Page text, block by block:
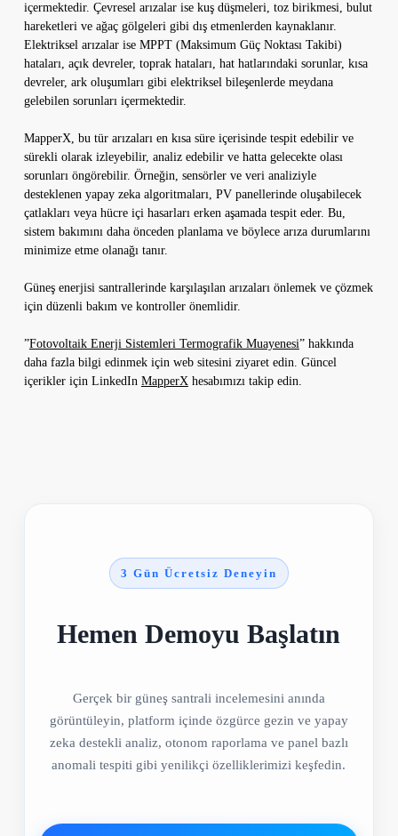
içermektedir. Çevresel arızalar ise kuş düşmeleri, toz birikmesi, bulut
hareketleri ve ağaç gölgeleri gibi dış etmenlerden kaynaklanır.
Elektriksel arızalar ise MPPT (Maksimum Güç Noktası Takibi)
hataları, açık devreler, toprak hataları, hat hatlarındaki sorunlar, kısa
devreler, ark oluşumları gibi elektriksel bileşenlerde meydana
gelebilen sorunları içermektedir.
MapperX, bu tür arızaları en kısa süre içerisinde tespit edebilir ve
sürekli olarak izleyebilir, analiz edebilir ve hatta gelecekte olası
sorunları öngörebilir. Örneğin, sensörler ve veri analiziyle
desteklenen yapay zeka algoritmaları, PV panellerinde oluşabilecek
çatlakları veya hücre içi hasarları erken aşamada tespit eder. Bu,
sistem bakımını daha önceden planlama ve böylece arıza durumlarını
minimize etme olanağı tanır.
Güneş enerjisi santrallerinde karşılaşılan arızaları önlemek ve çözmek
için düzenli bakım ve kontroller önemlidir.
”Fotovoltaik Enerji Sistemleri Termografik Muayenesi” hakkında
daha fazla bilgi edinmek için web sitesini ziyaret edin. Güncel
içerikler için LinkedIn MapperXhesabımızı takip edin.
3 Gün Ücretsiz Deneyin
Hemen Demoyu Başlatın
Gerçek bir güneş santrali incelemesini anında
görüntüleyin, platform içinde özgürce gezin ve yapay
zeka destekli analiz, otonom raporlama ve panel bazlı
anomali tespiti gibi yenilikçi özelliklerimizi keşfedin.